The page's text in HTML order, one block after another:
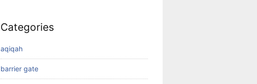
Categories
aqiqah
barrier gate